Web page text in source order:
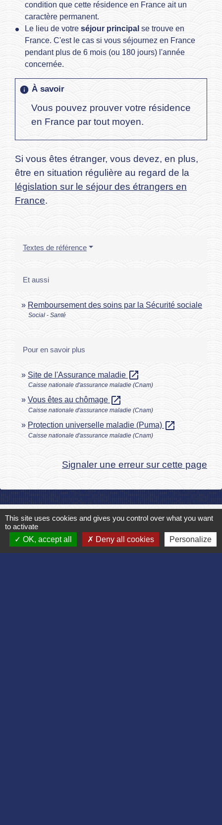
condition que cette résidence en France ait un
caractère permanent.
Le lieu de votre séjour principal se trouve en
France. C'est le cas si vous séjournez en France
pendant plus de 6 mois (ou 180 jours) l'année
concernée.
info À savoir
Vous pouvez prouver votre résidence
en France par tout moyen.
Si vous êtes étranger, vous devez, en plus,
être en situation régulière au regard de la
législation sur le séjour des étrangers en
France.
Textes de référence
Et aussi
Remboursement des soins par la Sécurité sociale
Social - Santé
Pour en savoir plus
Site de l'Assurance maladie open_in_new
Caisse nationale d'assurance maladie (Cnam)
Vous êtes au chômage open_in_new
Caisse nationale d'assurance maladie (Cnam)
Protection universelle maladie (Puma) open_in_new
Caisse nationale d'assurance maladie (Cnam)
Signaler une erreur sur cette page
Contact
Commune de Bruyères et Montbérault
Place du Général de Gaulle
This site uses cookies and gives you control over what you want
to activate
OK, accept all
Deny all cookies Personalize